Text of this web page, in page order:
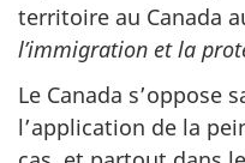
territoire au Canada
l’immigration et la
Le Canada s’oppose
l’application de la